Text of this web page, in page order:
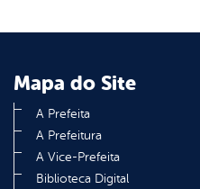
Mapa do Site
A Prefeita
A Prefeitura
A Vice-Prefeita
Biblioteca Digital